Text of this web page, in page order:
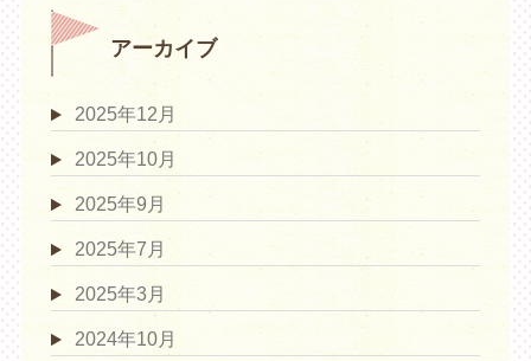
アーカイブ
2025年12月
2025年10月
2025年9月
2025年7月
2025年3月
2024年10月